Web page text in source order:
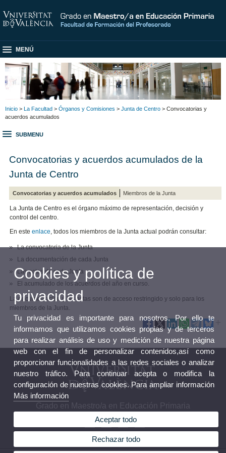
MENÚ
Inicio > La Facultad > Órganos y Comisiones > Junta de Centro > Convocatorias y
acuerdos acumulados
SUBMENU
Convocatorias y acuerdos acumulados de la
Junta de Centro
Convocatorias y acuerdos acumulados Miembros de la Junta
La Junta de Centro es el órgano máximo de representación, decisión y
control del centro.
En esteenlace, todos los miembros de la Junta actual podrán consultar:
La convocatoria de la Junta
La documentación de cada Junta
Las actas de cada Junta
El acumulado de los acuerdos del año en curso.
La documentación y las actas son de acceso restringido y solo para los
miembros de la Junta.
Grado en Maestro/a en Educación Primaria
Cookies y política de
privacidad
Tu privacidad es importante para nosotros. Por ello te
informamos que utilizamos cookies propias y de terceros
para realizar análisis de uso y medición de nuestra página
web con el fin de personalizar contenidos,así como
proporcionar funcionalidades a las redes sociales o analizar
nuestro tráfico. Para continuar acepta o modifica la
configuración de nuestras cookies. Para ampliar información
Más información
Aceptar todo
Rechazar todo